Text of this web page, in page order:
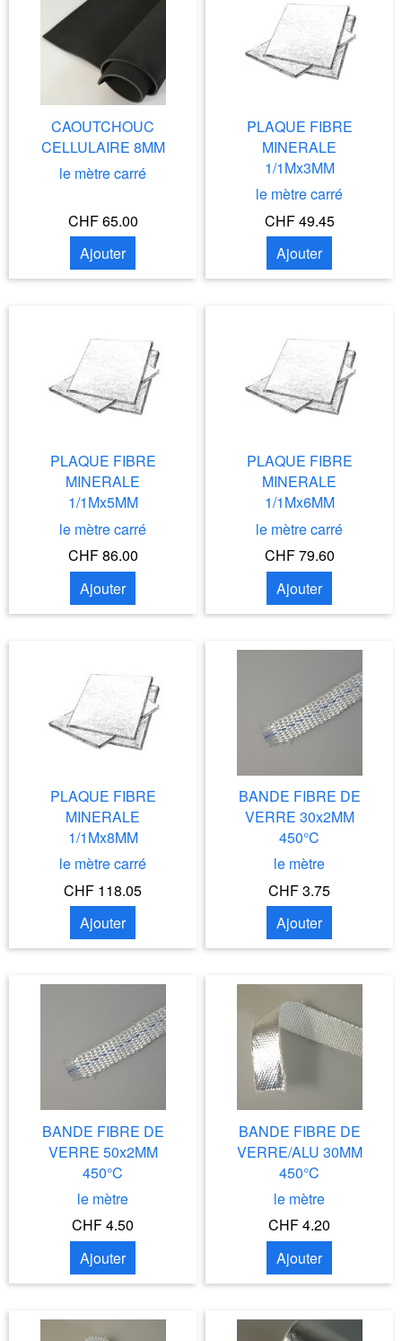
CAOUTCHOUC
CELLULAIRE 8MM
le mètre carré
CHF 65.00
Ajouter
PLAQUE FIBRE
MINERALE
1/1Mx3MM
le mètre carré
CHF 49.45
Ajouter
PLAQUE FIBRE
MINERALE
1/1Mx5MM
le mètre carré
CHF 86.00
Ajouter
PLAQUE FIBRE
MINERALE
1/1Mx6MM
le mètre carré
CHF 79.60
Ajouter
PLAQUE FIBRE
MINERALE
1/1Mx8MM
le mètre carré
CHF 118.05
Ajouter
BANDE FIBRE DE
VERRE 30x2MM
450°C
le mètre
CHF 3.75
Ajouter
BANDE FIBRE DE
VERRE 50x2MM
450°C
le mètre
CHF 4.50
Ajouter
BANDE FIBRE DE
VERRE/ALU 30MM
450°C
le mètre
CHF 4.20
Ajouter